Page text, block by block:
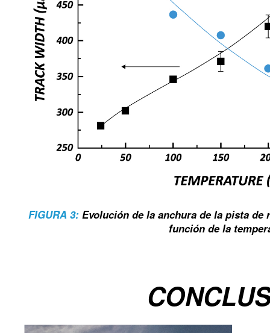
FIGURA 3:Evolución de la anchura de la pista de
función de la